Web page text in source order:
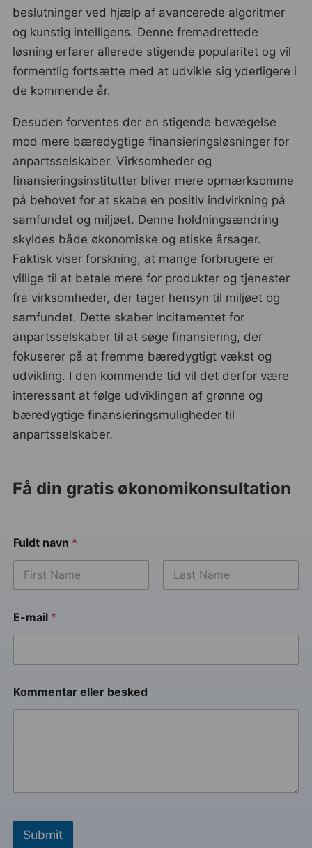
beslutninger ved hjælp af avancerede algoritmer
og kunstig intelligens. Denne fremadrettede
løsning erfarer allerede stigende popularitet og vil
formentlig fortsætte med at udvikle sig yderligere i
de kommende år.
Desuden forventes der en stigende bevægelse
mod mere bæredygtige finansieringsløsninger for
anpartsselskaber. Virksomheder og
finansieringsinstitutter bliver mere opmærksomme
på behovet for at skabe en positiv indvirkning på
samfundet og miljøet. Denne holdningsændring
skyldes både økonomiske og etiske årsager.
Faktisk viser forskning, at mange forbrugere er
villige til at betale mere for produkter og tjenester
fra virksomheder, der tager hensyn til miljøet og
samfundet. Dette skaber incitamentet for
anpartsselskaber til at søge finansiering, der
fokuserer på at fremme bæredygtigt vækst og
udvikling. I den kommende tid vil det derfor være
interessant at følge udviklingen af grønne og
bæredygtige finansieringsmuligheder til
anpartsselskaber.
Få din gratis økonomikonsultation
Fuldt navn *
E-mail *
Kommentar eller besked
Submit